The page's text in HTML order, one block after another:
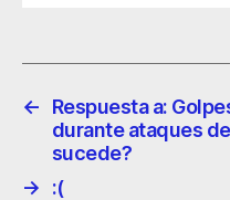
←
Respuesta a:
durante ataques
sucede?
→
:(